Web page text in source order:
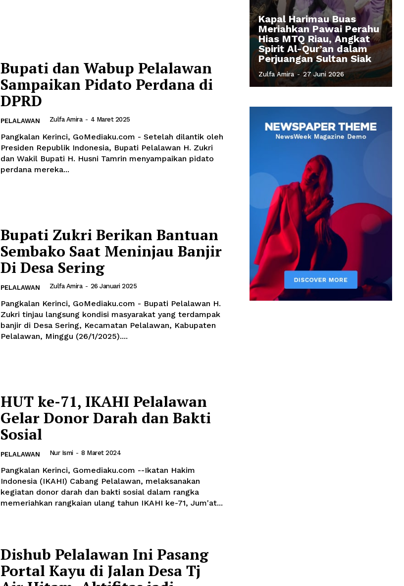
Bupati dan Wabup Pelalawan
Sampaikan Pidato Perdana di
DPRD
PELALAWAN Zulfa Amira - 4 Maret 2025
Pangkalan Kerinci, GoMediaku.com - Setelah dilantik oleh
Presiden Republik Indonesia, Bupati Pelalawan H. Zukri
dan Wakil Bupati H. Husni Tamrin menyampaikan pidato
perdana mereka...
Bupati Zukri Berikan Bantuan
Sembako Saat Meninjau Banjir
Di Desa Sering
PELALAWAN Zulfa Amira - 26 Januari 2025
Pangkalan Kerinci, GoMediaku.com - Bupati Pelalawan H.
Zukri tinjau langsung kondisi masyarakat yang terdampak
banjir di Desa Sering, Kecamatan Pelalawan, Kabupaten
Pelalawan, Minggu (26/1/2025)....
HUT ke-71, IKAHI Pelalawan
Gelar Donor Darah dan Bakti
Sosial
PELALAWAN Nur Ismi - 8 Maret 2024
Pangkalan Kerinci, Gomediaku.com --Ikatan Hakim
Indonesia (IKAHI) Cabang Pelalawan, melaksanakan
kegiatan donor darah dan bakti sosial dalam rangka
memeriahkan rangkaian ulang tahun IKAHI ke-71, Jum'at...
Dishub Pelalawan Ini Pasang
Portal Kayu di Jalan Desa Tj
Kapal Harimau Buas
Meriahkan Pawai Perahu
Hias MTQ Riau, Angkat
Spirit Al-Qur’an dalam
Perjuangan Sultan Siak
Zulfa Amira - 27 Juni 2026